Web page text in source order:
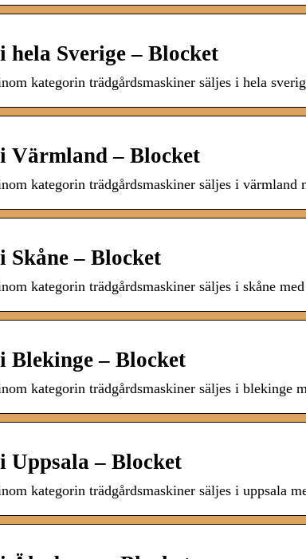
Sverige – Blocket
kategorin trädgårdsmaskiner säljes i hela
Värmland – Blocket
kategorin trädgårdsmaskiner säljes i värmland
Skåne – Blocket
kategorin trädgårdsmaskiner säljes i skåne
Blekinge – Blocket
kategorin trädgårdsmaskiner säljes i blekinge
Uppsala – Blocket
kategorin trädgårdsmaskiner säljes i uppsala